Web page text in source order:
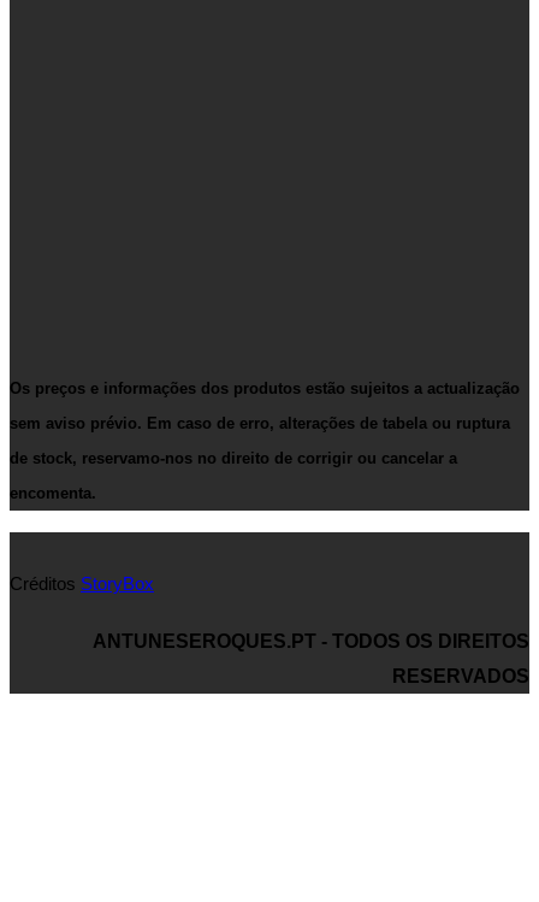
Os preços e informações dos produtos estão sujeitos a actualização
sem aviso prévio. Em caso de erro, alterações de tabela ou ruptura
de stock, reservamo-nos no direito de corrigir ou cancelar a
encomenta.
Créditos StoryBox
ANTUNESEROQUES.PT - TODOS OS DIREITOS
RESERVADOS